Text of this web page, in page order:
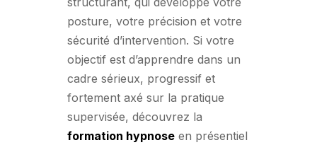
posture, votre précision et votre
sécurité d’intervention. Si votre
objectif est d’apprendre dans un
cadre sérieux, progressif et
fortement axé sur la pratique
supervisée, découvrez la
formation hypnoseen présentiel